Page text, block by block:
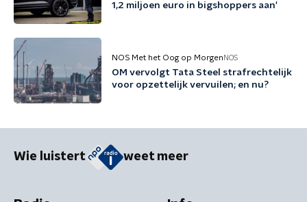
1,2 miljoen euro in bigshoppers aan'
NOS Met het Oog op Morgen NOS
OM vervolgt Tata Steel strafrechtelijk
voor opzettelijk vervuilen; en nu?
Wie luistert weet meer